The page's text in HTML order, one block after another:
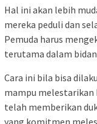
Hal ini akan lebih
mereka peduli dan
Pemuda harus
terutama dalam
Cara ini bila bisa
mampu melestarikan
telah memberikan
yang komitmen